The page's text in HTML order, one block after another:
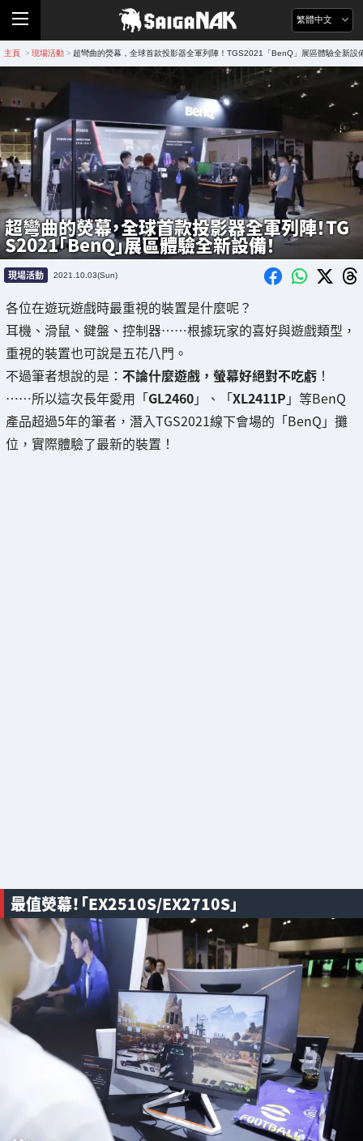
繁體中文
主頁 > 現場活動 > 超彎曲的熒幕，全球首款投影器全軍列陣！TGS2021「BenQ」展區體驗全新設
超彎曲的熒幕，全球首款投影器全軍列陣！TG
S2021「BenQ」展區體驗全新設備！
現場活動 2021.10.03(Sun)
各位在遊玩遊戲時最重視的裝置是什麼呢？
耳機、滑鼠、鍵盤、控制器……根據玩家的喜好與遊戲類型，
重視的裝置也可說是五花八門。
不過筆者想說的是： 不論什麼遊戲，螢幕好絕對不吃虧 ！
……所以這次長年愛用「GL2460」、「XL2411P 」等BenQ
產品超過5年的筆者，潛入TGS2021線下會場的「BenQ」攤
位，實際體驗了最新的裝置！
最值熒幕！「EX2510S/EX2710S」